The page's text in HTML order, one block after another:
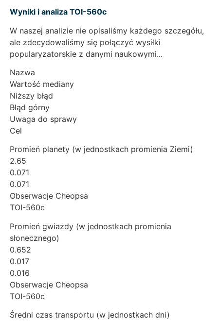
Wyniki i analiza TOI-560c
W naszej analizie nie opisaliśmy każdego szczegółu,
ale zdecydowaliśmy się połączyć wysiłki
popularyzatorskie z danymi naukowymi...
Nazwa
Wartość mediany
Niższy błąd
Błąd górny
Uwaga do sprawy
Cel
Promień planety (w jednostkach promienia Ziemi)
2.65
0.071
0.071
Obserwacje Cheopsa
TOI-560c
Promień gwiazdy (w jednostkach promienia
słonecznego)
0.652
0.017
0.016
Obserwacje Cheopsa
TOI-560c
Średni czas transportu (w jednostkach dni)